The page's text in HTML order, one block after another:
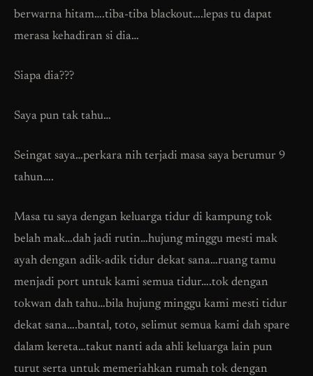
berwarna hitam….tiba-tiba blackout….lepas tu dapat
merasa kehadiran si dia…
Siapa dia???
Saya pun tak tahu…
Seingat saya…perkara nih terjadi masa saya berumur 9
tahun….
Masa tu saya dengan keluarga tidur di kampung tok
belah mak…dah jadi rutin…hujung minggu mesti mak
ayah dengan adik-adik tidur dekat sana…ruang tamu
menjadi port untuk kami semua tidur….tok dengan
tokwan dah tahu…bila hujung minggu kami mesti tidur
dekat sana….bantal, toto, selimut semua kami dah spare
dalam kereta…takut nanti ada ahli keluarga lain pun
turut serta untuk memeriahkan rumah tok dengan